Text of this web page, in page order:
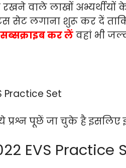
वाले लाखों अभ्यर्थीयों
सेट लगाना शुरू कर दें
कर लेंवहां भी
Practice Set
में ये प्रश्न पूछें जा चुके है
EVS Practice